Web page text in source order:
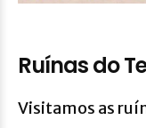
Ruínas do
Visitamos as